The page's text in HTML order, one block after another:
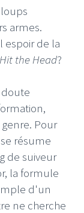
armes.
espoir de la
Hit the Head?
Pour
résume
de suiveur
la formule
d'un
ne cherche